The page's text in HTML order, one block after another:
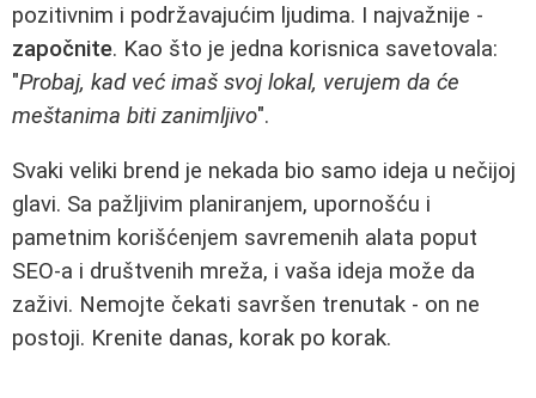
pozitivnim i podržavajućim ljudima. I najvažnije -
započnite. Kao što je jedna korisnica savetovala:
"Probaj, kad već imaš svoj lokal, verujem da će
meštanima biti zanimljivo".
Svaki veliki brend je nekada bio samo ideja u nečijoj
glavi. Sa pažljivim planiranjem, upornošću i
pametnim korišćenjem savremenih alata poput
SEO-a i društvenih mreža, i vaša ideja može da
zaživi. Nemojte čekati savršen trenutak - on ne
postoji. Krenite danas, korak po korak.